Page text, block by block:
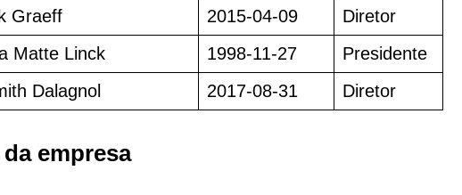
Graeff 2015-04-09
Diretor
Matte Linck 1998-11-27
Presidente
Dalagnol 2017-08-31 Diretor
empresa